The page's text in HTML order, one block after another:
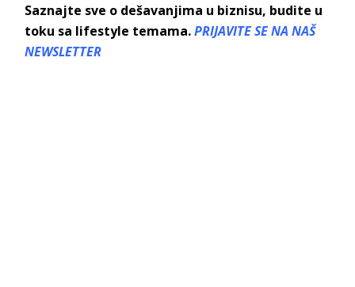
Saznajte sve o dešavanjima u biznisu, budite u
toku sa lifestyle temama.PRIJAVITE SE NA NAŠ
NEWSLETTER